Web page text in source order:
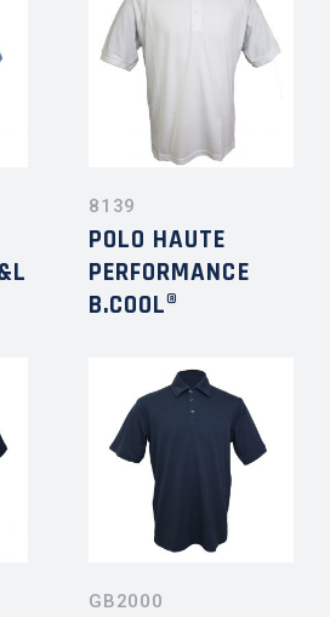
8139
POLO HAUTE
PERFORMANCE
B.COOL®
GB2000